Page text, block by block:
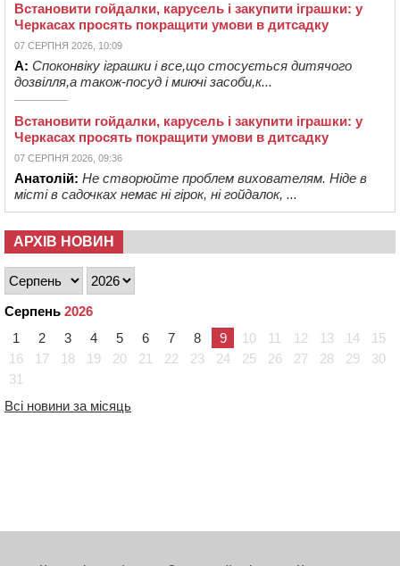
Встановити гойдалки, карусель і закупити іграшки: у
Черкасах просять покращити умови в дитсадку
07 СЕРПНЯ 2026, 10:09
А: Споконвіку іграшки і все,що стосується дитячого
дозвілля,а також-посуд і миючі засоби,к...
Встановити гойдалки, карусель і закупити іграшки: у
Черкасах просять покращити умови в дитсадку
07 СЕРПНЯ 2026, 09:36
Анатолій: Не створюйте проблем вихователям. Ніде в
місті в садочках немає ні гірок, ні гойдалок, ...
АРХІВ НОВИН
Серпень 2026
1
2 3 4 5 6 7 8 9 10 11 12 13 14
15
16
17 18 19 20 21 22 23 24 25 26 27 28 29
30
31
Всі новини за місяць